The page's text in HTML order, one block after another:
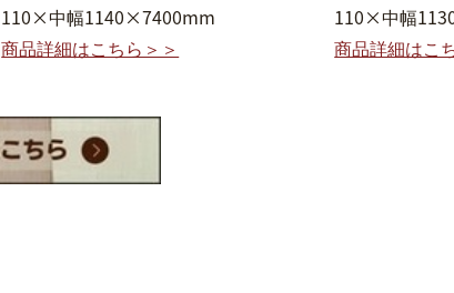
110×中幅1140×7400mm
商品詳細はこちら＞＞
110×中幅
商品詳細はこ